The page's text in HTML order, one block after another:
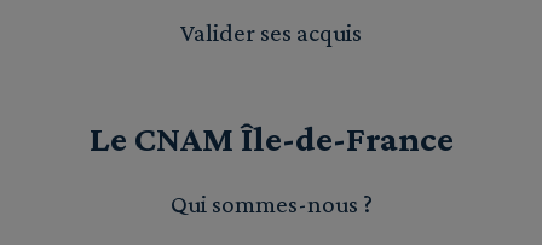
Valider ses acquis
Le CNAM Île-de-France
Qui sommes-nous ?